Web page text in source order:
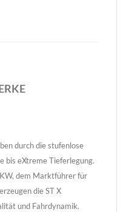
durch die stufenlose
bis eXtreme Tieferlegung.
dem Marktführer für
die ST X
und Fahrdynamik.